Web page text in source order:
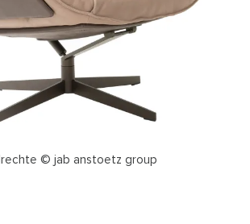
© jab anstoetz group